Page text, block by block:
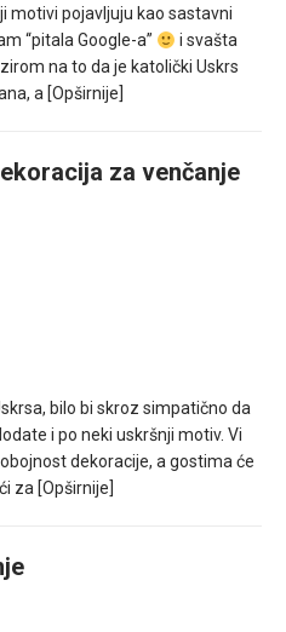
motivi pojavljuju kao sastavni
“pitala Google-a”
i svašta
na to da je katolički Uskrs
a [Opširnije]
za venčanje
bilo bi skroz simpatično da
i po neki uskršnji motiv. Vi
dekoracije, a gostima će
za [Opširnije]